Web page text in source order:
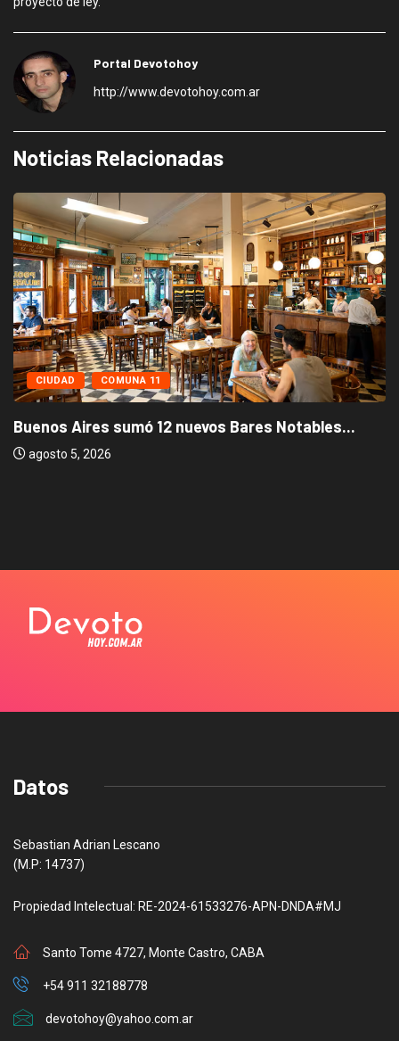
Portal Devotohoy
http://www.devotohoy.com.ar
Noticias Relacionadas
CIUDAD COMUNA 11
Buenos Aires sumó 12 nuevos Bares Notables...
agosto 5, 2026
Datos
Sebastian Adrian Lescano
(M.P: 14737)
Propiedad Intelectual: RE-2024-61533276-APN-DNDA#MJ
Santo Tome 4727, Monte Castro, CABA
+54 911 32188778
devotohoy@yahoo.com.ar